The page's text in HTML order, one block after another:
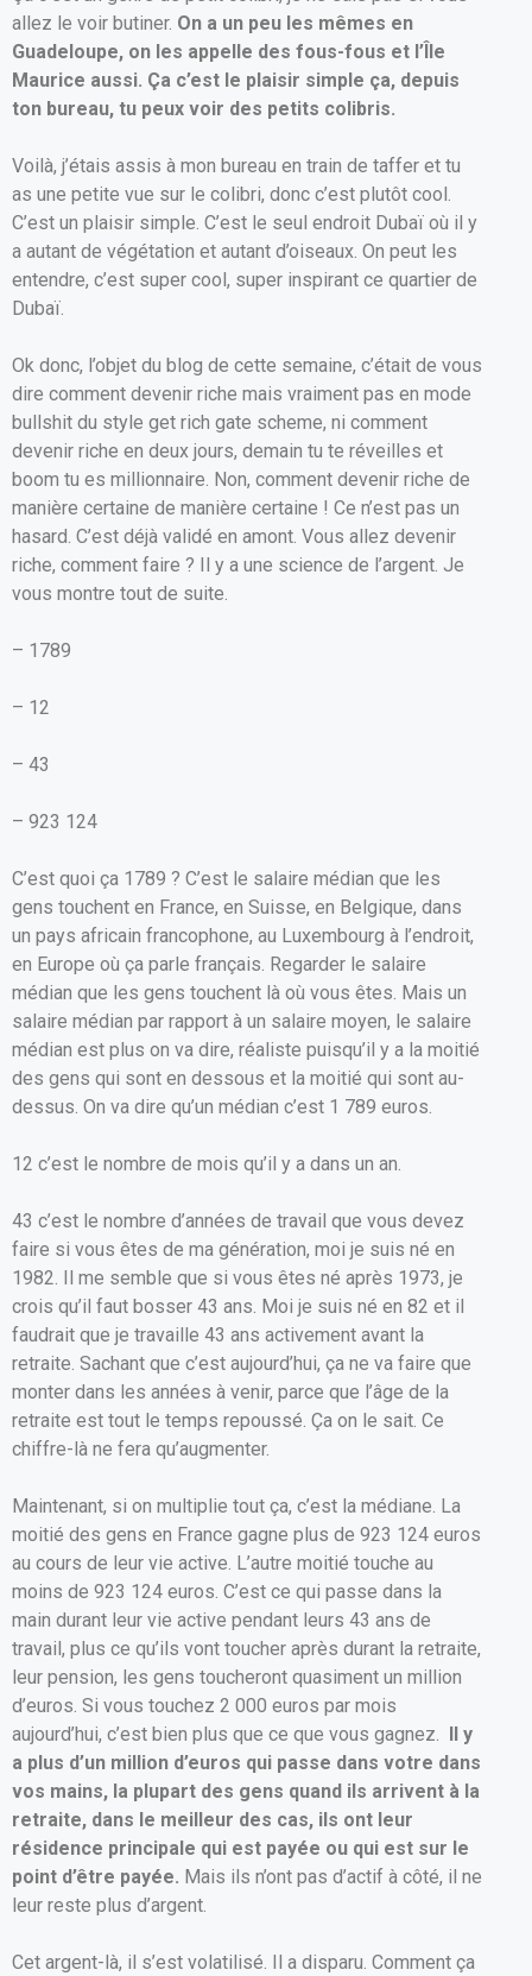
allez le voir butiner. On a un peu les mêmes en
Guadeloupe, on les appelle des fous-fous et l’Île
Maurice aussi. Ça c’est le plaisir simple ça, depuis
ton bureau, tu peux voir des petits colibris.
Voilà, j’étais assis à mon bureau en train de taffer et tu
as une petite vue sur le colibri, donc c’est plutôt cool.
C’est un plaisir simple. C’est le seul endroit Dubaï où il y
a autant de végétation et autant d’oiseaux. On peut les
entendre, c’est super cool, super inspirant ce quartier de
Dubaï.
Ok donc, l’objet du blog de cette semaine, c’était de vous
dire comment devenir riche mais vraiment pas en mode
bullshit du style get rich gate scheme, ni comment
devenir riche en deux jours, demain tu te réveilles et
boom tu es millionnaire. Non, comment devenir riche de
manière certaine de manière certaine ! Ce n’est pas un
hasard. C’est déjà validé en amont. Vous allez devenir
riche, comment faire ? Il y a une science de l’argent. Je
vous montre tout de suite.
– 1789
– 12
– 43
– 923 124
C’est quoi ça 1789 ? C’est le salaire médian que les
gens touchent en France, en Suisse, en Belgique, dans
un pays africain francophone, au Luxembourg à l’endroit,
en Europe où ça parle français. Regarder le salaire
médian que les gens touchent là où vous êtes. Mais un
salaire médian par rapport à un salaire moyen, le salaire
médian est plus on va dire, réaliste puisqu’il y a la moitié
des gens qui sont en dessous et la moitié qui sont au-
dessus. On va dire qu’un médian c’est 1 789 euros.
12 c’est le nombre de mois qu’il y a dans un an.
43 c’est le nombre d’années de travail que vous devez
faire si vous êtes de ma génération, moi je suis né en
1982. Il me semble que si vous êtes né après 1973, je
crois qu’il faut bosser 43 ans. Moi je suis né en 82 et il
faudrait que je travaille 43 ans activement avant la
retraite. Sachant que c’est aujourd’hui, ça ne va faire que
monter dans les années à venir, parce que l’âge de la
retraite est tout le temps repoussé. Ça on le sait. Ce
chiffre-là ne fera qu’augmenter.
Maintenant, si on multiplie tout ça, c’est la médiane. La
moitié des gens en France gagne plus de 923 124 euros
au cours de leur vie active. L’autre moitié touche au
moins de 923 124 euros. C’est ce qui passe dans la
main durant leur vie active pendant leurs 43 ans de
travail, plus ce qu’ils vont toucher après durant la retraite,
leur pension, les gens toucheront quasiment un million
d’euros. Si vous touchez 2 000 euros par mois
aujourd’hui, c’est bien plus que ce que vous gagnez. Il y
a plus d’un million d’euros qui passe dans votre dans
vos mains, la plupart des gens quand ils arrivent à la
retraite, dans le meilleur des cas, ils ont leur
résidence principale qui est payée ou qui est sur le
point d’être payée. Mais ils n’ont pas d’actif à côté, il ne
leur reste plus d’argent.
Cet argent-là, il s’est volatilisé. Il a disparu. Comment ça